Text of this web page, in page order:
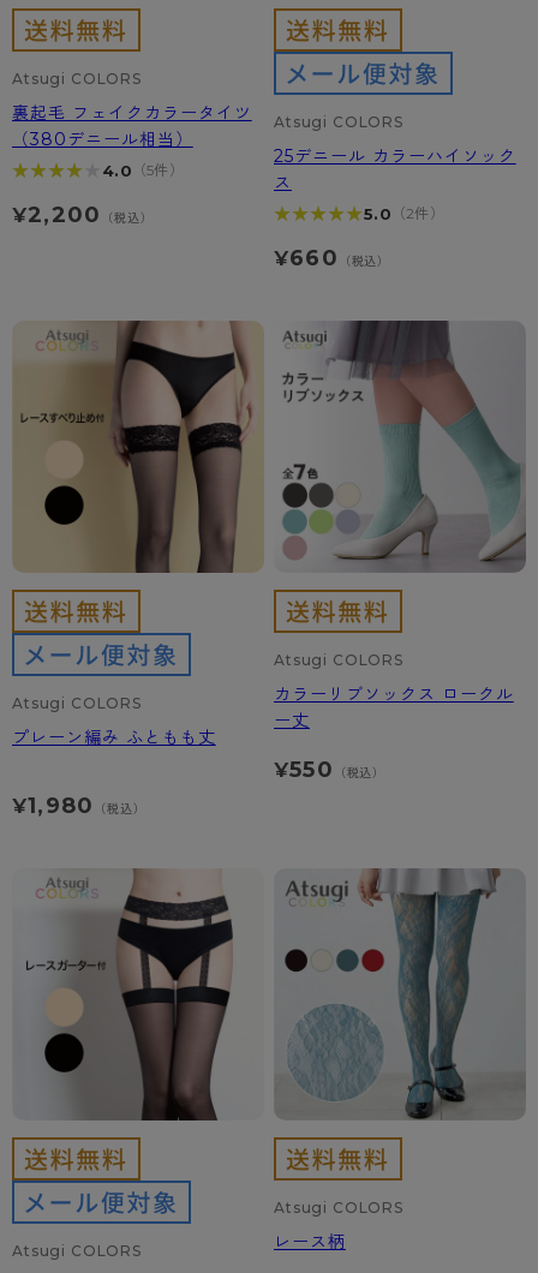
Atsugi COLORS
裏起毛 フェイクカラータイツ
（380デニール相当）
★★★★★
★★★★★ 4.0 （5件）
¥2,200 （税込）
Atsugi COLORS
25デニール カラーハイソック
ス
★★★★★
★★★★★5.0 （2件）
¥660 （税込）
Atsugi COLORS
プレーン編み ふともも丈
¥1,980 （税込）
Atsugi COLORS
カラーリブソックス ロークル
ー丈
¥550 （税込）
Atsugi COLORS
Atsugi COLORS
レース柄